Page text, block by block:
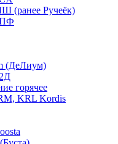
Ручеёк)
ПФ
(ДеЛиум)
горячее
KRL Kordis